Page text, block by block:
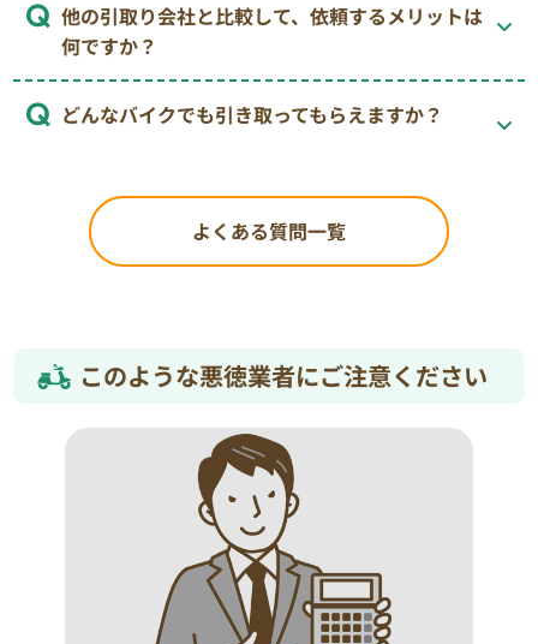
他の引取り会社と比較して、依頼するメリットは
何ですか？
どんなバイクでも引き取ってもらえますか？
よくある質問一覧
このような悪徳業者にご注意ください